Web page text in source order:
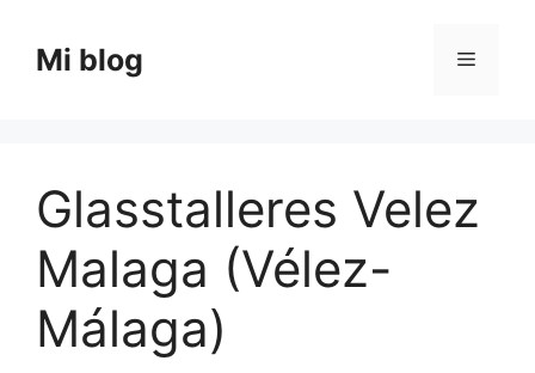
contenido
Mi blog Menú
Glasstalleres Velez
Malaga (Vélez-
Málaga)